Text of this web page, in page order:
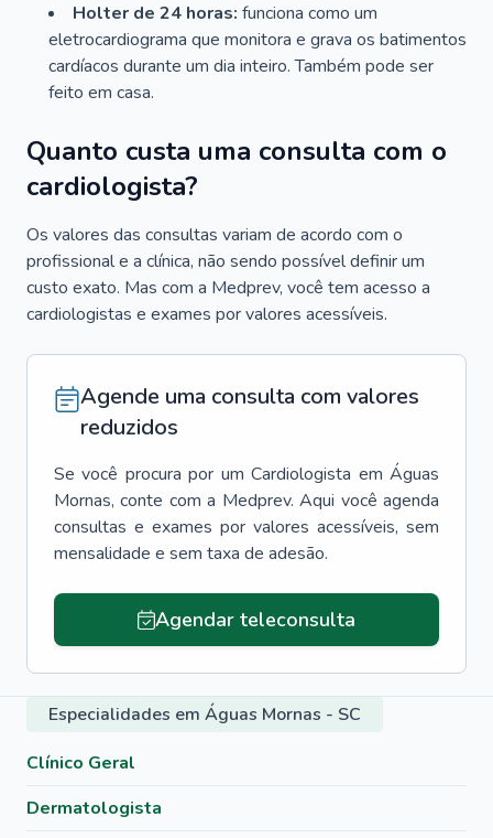
Holter de 24 horas: funciona como um
eletrocardiograma que monitora e grava os batimentos
cardíacos durante um dia inteiro. Também pode ser
feito em casa.
Quanto custa uma consulta com o
cardiologista?
Os valores das consultas variam de acordo com o
profissional e a clínica, não sendo possível definir um
custo exato. Mas com a Medprev, você tem acesso a
cardiologistas e exames por valores acessíveis.
Agende uma consulta com valores
reduzidos
Se você procura por um Cardiologista em Águas
Mornas, conte com a Medprev. Aqui você agenda
consultas e exames por valores acessíveis, sem
mensalidade e sem taxa de adesão.
Agendar teleconsulta
Especialidades em Águas Mornas - SC
Clínico Geral
Dermatologista